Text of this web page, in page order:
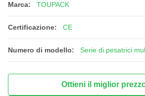
Marca: TOUPACK
Certificazione: CE
Numero di modello: Serie di pesatrici
Ottieni il miglior